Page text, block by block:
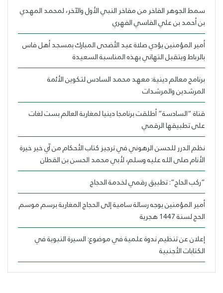
سمط الجوهر الفاخر من مفاخر النبي الأول والآخر، لمحمد المهدي
بن أحمد بن علي الفاسي الفهري
أمير المؤمنين يؤدي صلاة عيد الأضحى المبارك بمسجد أهل فاس
بالرباط ويتقبل التهاني بهذه المناسبة السعيدة
برنامج معالم دينية: معهد محمد السادس لتكوين الأئمة
المرشدين والمرشدات
قناة “السادسة” أطلقت برنامجا دينيا لمغاربة العالم بست لغات
على تطبيقها الرقمي
نظم الدرر للحسن الرهوني في ترجيز كتاب الأحكام من آي خير خيرة
الأنام صلى الله عليه وسلم، لأبي محمد الحسن بن القطان
“ركب الحاج”: تطبيق رقمي لخدمة الحجاج
أمير المؤمنين يوجه رسالة سامية إلى الحجاج المغاربة برسم موسم
الحج لسنة 1447 هجرية
إعلان عن تنظيم ندوة علمية في موضوع: السيرة النبوية في
الكتابات الأجنبية